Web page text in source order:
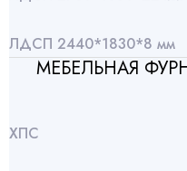
ЛДСП 2440*1830*8 мм
МЕБЕЛЬНАЯ
ХПС